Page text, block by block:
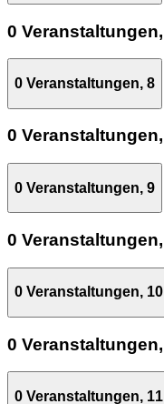
0 Veranstaltungen,
0 Veranstaltungen, 8
0 Veranstaltungen,
0 Veranstaltungen, 9
0 Veranstaltungen,
0 Veranstaltungen, 10
0 Veranstaltungen,
0 Veranstaltungen, 11